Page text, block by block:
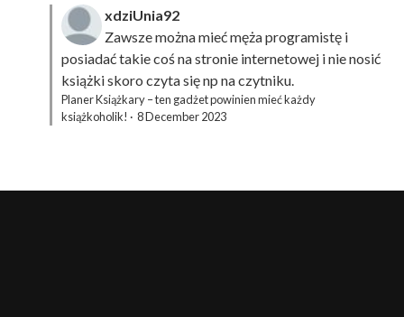
xdziUnia92
Zawsze można mieć męża programistę i
posiadać takie coś na stronie internetowej i nie nosić
książki skoro czyta się np na czytniku.
Planer Książkary – ten gadżet powinien mieć każdy
książkoholik! · 8 December 2023